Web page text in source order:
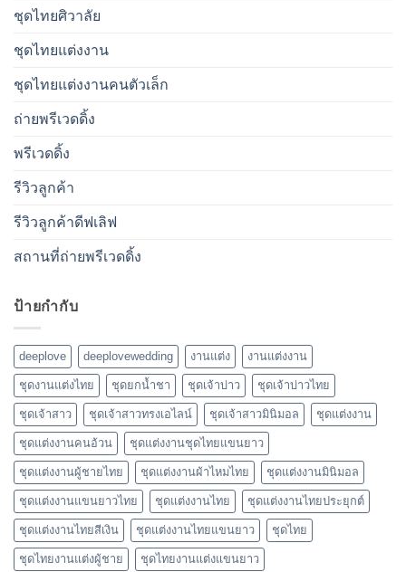
ชุดไทยศิวาลัย
ชุดไทยแต่งงาน
ชุดไทยแต่งงานคนตัวเล็ก
ถ่ายพรีเวดดิ้ง
พรีเวดดิ้ง
รีวิวลูกค้า
รีวิวลูกค้าดีฟเลิฟ
สถานที่ถ่ายพรีเวดดิ้ง
ป้ายกำกับ
deeplove deeplovewedding งานแต่ง งานแต่งงาน
ชุดงานแต่งไทย ชุดยกน้ำชา ชุดเจ้าบ่าว ชุดเจ้าบ่าวไทย
ชุดเจ้าสาว ชุดเจ้าสาวทรงเอไลน์ ชุดเจ้าสาวมินิมอล ชุดแต่งงาน
ชุดแต่งงานคนอ้วน ชุดแต่งงานชุดไทยแขนยาว
ชุดแต่งงานผู้ชายไทย ชุดแต่งงานผ้าไหมไทย ชุดแต่งงานมินิมอล
ชุดแต่งงานแขนยาวไทย ชุดแต่งงานไทย ชุดแต่งงานไทยประยุกต์
ชุดแต่งงานไทยสีเงิน ชุดแต่งงานไทยแขนยาว ชุดไทย
ชุดไทยงานแต่งผู้ชาย ชุดไทยงานแต่งแขนยาว